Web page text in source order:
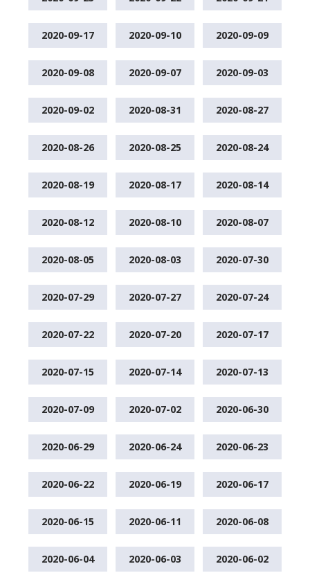
2020-09-17 2020-09-10 2020-09-09
2020-09-08 2020-09-07 2020-09-03
2020-09-02 2020-08-31 2020-08-27
2020-08-26 2020-08-25 2020-08-24
2020-08-19 2020-08-17 2020-08-14
2020-08-12 2020-08-10 2020-08-07
2020-08-05 2020-08-03 2020-07-30
2020-07-29 2020-07-27 2020-07-24
2020-07-22 2020-07-20 2020-07-17
2020-07-15 2020-07-14 2020-07-13
2020-07-09 2020-07-02 2020-06-30
2020-06-29 2020-06-24 2020-06-23
2020-06-22 2020-06-19 2020-06-17
2020-06-15 2020-06-11 2020-06-08
2020-06-04 2020-06-03 2020-06-02